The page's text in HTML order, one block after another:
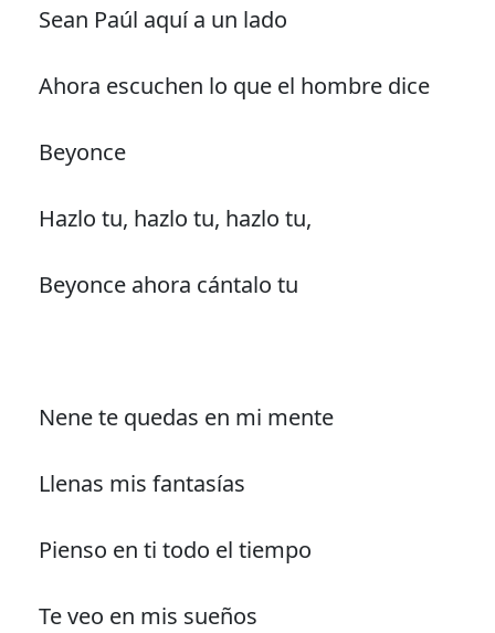
Sean Paúl aquí a un lado
Ahora escuchen lo que el hombre dice
Beyonce
Hazlo tu, hazlo tu, hazlo tu,
Beyonce ahora cántalo tu
Nene te quedas en mi mente
Llenas mis fantasías
Pienso en ti todo el tiempo
Te veo en mis sueños